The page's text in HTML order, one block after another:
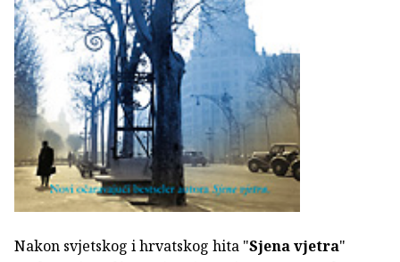
Nakon svjetskog i hrvatskog hita "Sjena vjetra"